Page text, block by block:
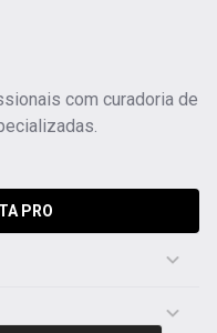
com curadoria de
PRO